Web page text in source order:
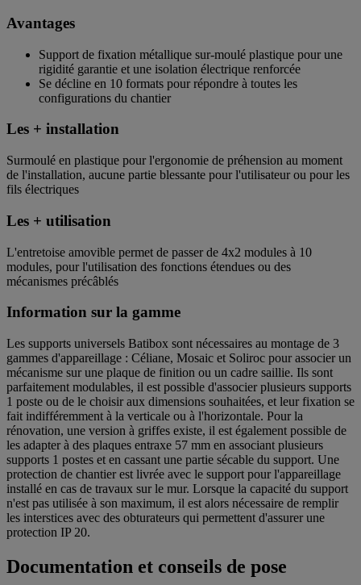
Avantages
Support de fixation métallique sur-moulé plastique pour une
rigidité garantie et une isolation électrique renforcée
Se décline en 10 formats pour répondre à toutes les
configurations du chantier
Les + installation
Surmoulé en plastique pour l'ergonomie de préhension au moment
de l'installation, aucune partie blessante pour l'utilisateur ou pour les
fils électriques
Les + utilisation
L'entretoise amovible permet de passer de 4x2 modules à 10
modules, pour l'utilisation des fonctions étendues ou des
mécanismes précâblés
Information sur la gamme
Les supports universels Batibox sont nécessaires au montage de 3
gammes d'appareillage : Céliane, Mosaic et Soliroc pour associer un
mécanisme sur une plaque de finition ou un cadre saillie. Ils sont
parfaitement modulables, il est possible d'associer plusieurs supports
1 poste ou de le choisir aux dimensions souhaitées, et leur fixation se
fait indifféremment à la verticale ou à l'horizontale. Pour la
rénovation, une version à griffes existe, il est également possible de
les adapter à des plaques entraxe 57 mm en associant plusieurs
supports 1 postes et en cassant une partie sécable du support. Une
protection de chantier est livrée avec le support pour l'appareillage
installé en cas de travaux sur le mur. Lorsque la capacité du support
n'est pas utilisée à son maximum, il est alors nécessaire de remplir
les interstices avec des obturateurs qui permettent d'assurer une
protection IP 20.
Documentation et conseils de pose